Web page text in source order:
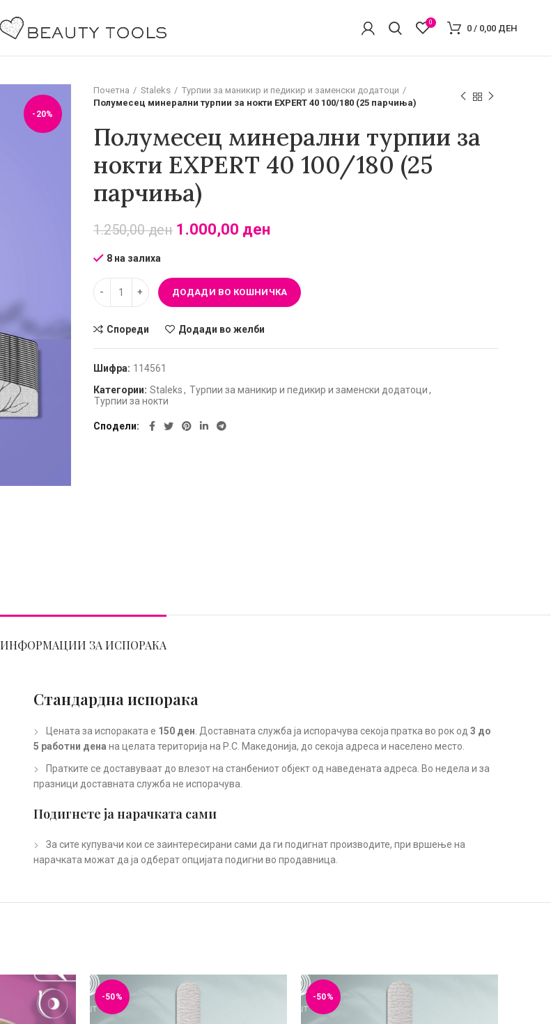
0
0 / 0,00 ДЕН
-20%
Почетна Staleks
Турпии за маникир и педикир и заменски додатоци
Полумесец минерални турпии за нокти EXPERT 40 100/180 (25 парчиња)
Полумесец минерални турпии за
нокти EXPERT 40 100/180 (25
парчиња)
1.250,00ден 1.000,00 ден
8 на залиха
ДОДАДИ ВО КОШНИЧКА
Спореди Додади во желби
Шифра: 114561
Категории: Staleks, Турпии за маникир и педикир и заменски додатоци,
Турпии за нокти
Сподели
ИНФОРМАЦИИ ЗА ИСПОРАКА
Стандардна испорака
Цената за испораката е 150 ден. Доставната служба ја испорачува секоја пратка во рок од 3 до
5 работни дена на целата територија на Р.С. Македонија, до секоја адреса и населено место.
Пратките се доставуваат до влезот на станбениот објект од наведената адреса. Во недела и за
празници доставната служба не испорачува.
Подигнете ја нарачката сами
За сите купувачи кои се заинтересирани сами да ги подигнат производите, при вршење на
нарачката можат да ја одберат опцијата подигни во продавница.
-50% -50%